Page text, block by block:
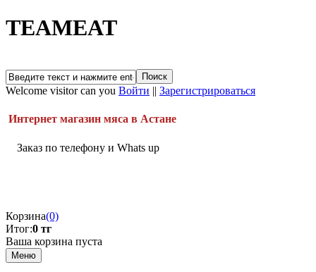
TEAMEAT
Welcome visitor can you Войти || Зарегистрироваться
Интернет магазин мяса в Астане
Заказ по телефону и Whats up
Корзина(0)
Итог:0 тг
Ваша корзина пуста
Меню